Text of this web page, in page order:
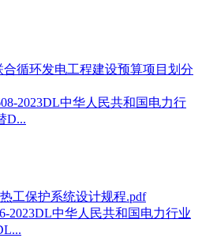
合循环发电工程建设预算项目划分
2023DL中华人民共和国电力行
D...
工保护系统设计规程.pdf
2023DL中华人民共和国电力行业